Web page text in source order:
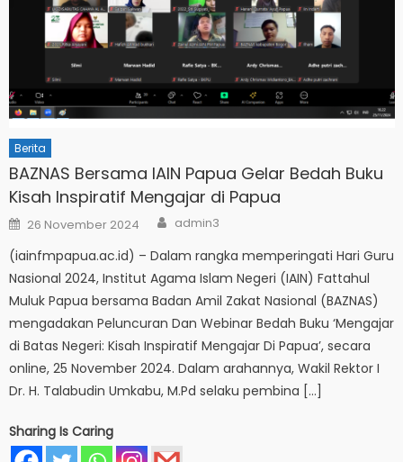
Berita
BAZNAS Bersama IAIN Papua Gelar Bedah Buku
Kisah Inspiratif Mengajar di Papua
Posted
on
26 November 2024 Author
admin3
(iainfmpapua.ac.id) – Dalam rangka memperingati Hari Guru
Nasional 2024, Institut Agama Islam Negeri (IAIN) Fattahul
Muluk Papua bersama Badan Amil Zakat Nasional (BAZNAS)
mengadakan Peluncuran Dan Webinar Bedah Buku ‘Mengajar
di Batas Negeri: Kisah Inspiratif Mengajar Di Papua’, secara
online, 25 November 2024. Dalam arahannya, Wakil Rektor I
Dr. H. Talabudin Umkabu, M.Pd selaku pembina […]
Sharing Is Caring